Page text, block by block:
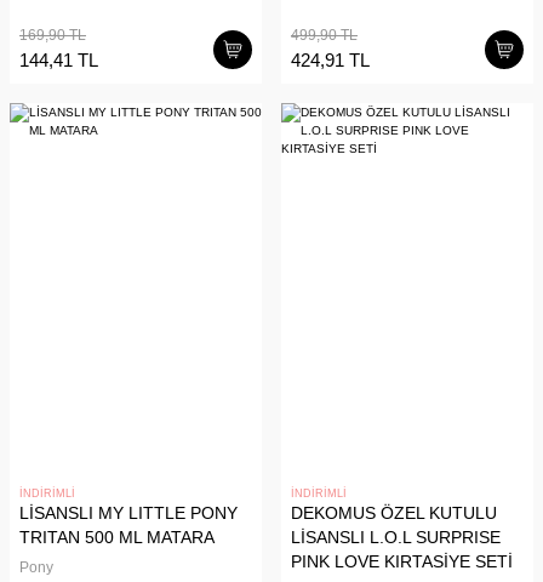
169,90 TL
144,41 TL
499,90 TL
424,91 TL
İNDİRİMLİ
LİSANSLI MY LITTLE PONY
TRITAN 500 ML MATARA
Pony
İNDİRİMLİ
DEKOMUS ÖZEL KUTULU
LİSANSLI L.O.L SURPRISE
PINK LOVE KIRTASİYE SETİ